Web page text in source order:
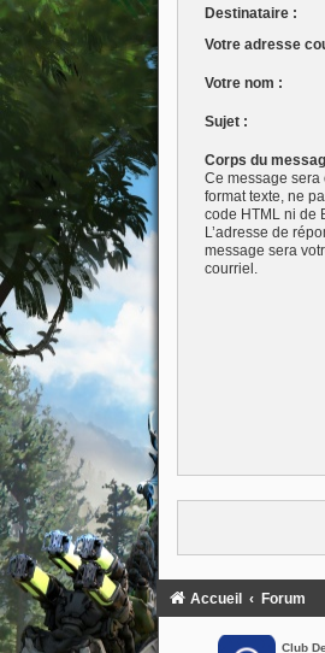
Destinataire :
Votre adresse
Votre nom :
Sujet :
Corps du
Ce message sera
format texte, ne
code HTML ni de
L’adresse de
message sera
courriel.
Accueil Forum
Club